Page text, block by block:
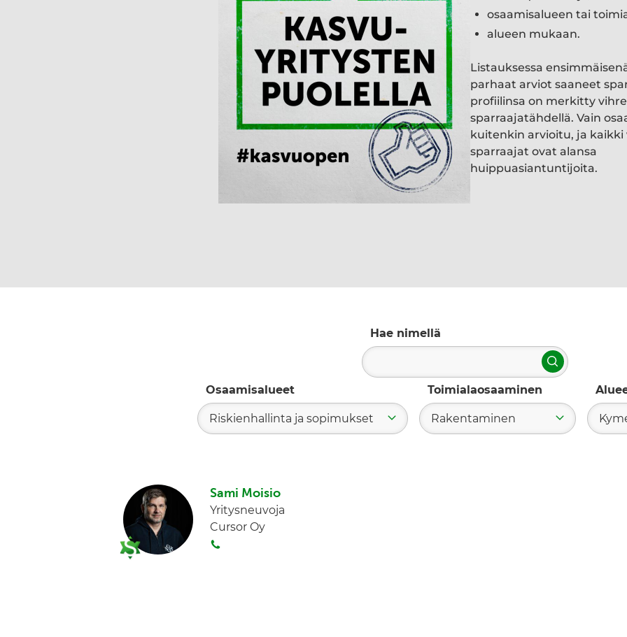
osaamisalueen tai
alueen mukaan.
Listauksessa
parhaat arviot saaneet
profiilinsa on merkitty
sparraajatähdellä. Vain
kuitenkin arvioitu, ja
sparraajat ovat alansa
huippuasiantuntijoita.
Hae nimellä
Hae
Osaamisalueet
Riskienhallinta ja sopimukset
Toimialaosaaminen
Rakentaminen
Sami Moisio
Yritysneuvoja
Cursor Oy